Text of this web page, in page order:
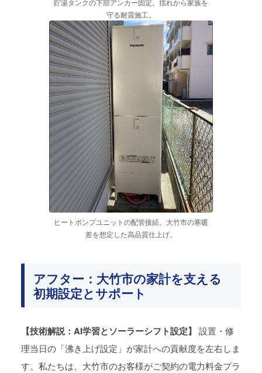
貯湯タンクの下部アンカー固定。揺れから家族を
守る耐震施工。
ヒートポンプユニットの配管接続。大竹市の寒暖
差を想定した高品質仕上げ。
アフター：大竹市の家計を支える
初期設定とサポート
【技術解説：AI学習とソーラーシフト設定】 設置・修
理当日の「沸き上げ設定」が家計への貢献度を左右しま
す。私たちは、大竹市のお客様がご契約の電力料金プラ